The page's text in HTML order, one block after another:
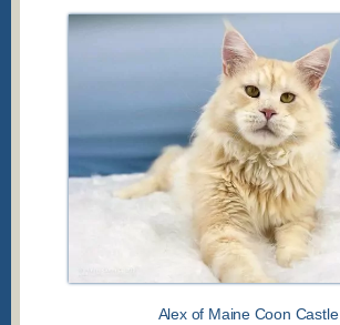
Alex of Maine Coon Castle